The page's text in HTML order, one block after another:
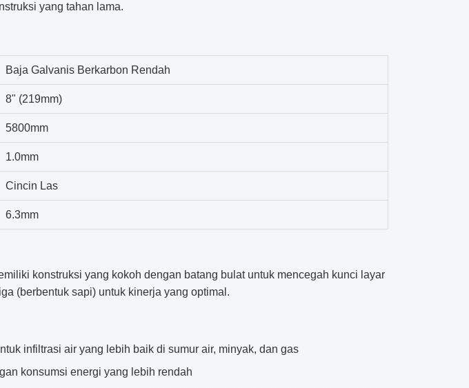
yang tahan lama.
Baja Galvanis Berkarbon Rendah
8" (219mm)
5800mm
1.0mm
Cincin Las
6.3mm
konstruksi yang kokoh dengan batang bulat untuk mencegah kunci layar
(berbentuk sapi) untuk kinerja yang optimal.
infiltrasi air yang lebih baik di sumur air, minyak, dan gas
konsumsi energi yang lebih rendah